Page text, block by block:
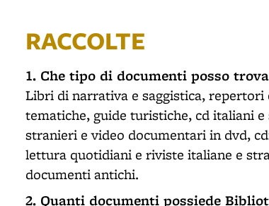
RACCOLTE
1. Che tipo di documenti posso
Libri di narrativa e saggistica,
tematiche, guide turistiche, cd italiani
stranieri e video documentari in dvd,
lettura quotidiani e riviste italiane e
documenti antichi.
2. Quanti documenti possiede